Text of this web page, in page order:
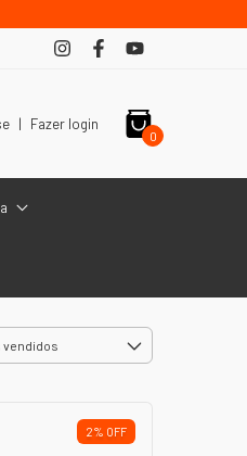
| Fazer login
0
2% OFF